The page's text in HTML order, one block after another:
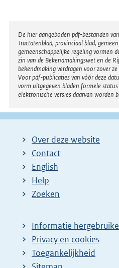
Disclaimer
De hier aangeboden pdf-bestanden
Tractatenblad, provinciaal blad,
gemeenschappelijke regeling vormen
zin van de Bekendmakingswet en de
bekendmaking verdragen voor zover
Voor pdf-publicaties van vóór deze
vorm uitgegeven bladen formele
elektronische versies daarvan worden
Over deze website
Contact
English
Help
Zoeken
Informatie
Privacy en cookies
Toegankelijkheid